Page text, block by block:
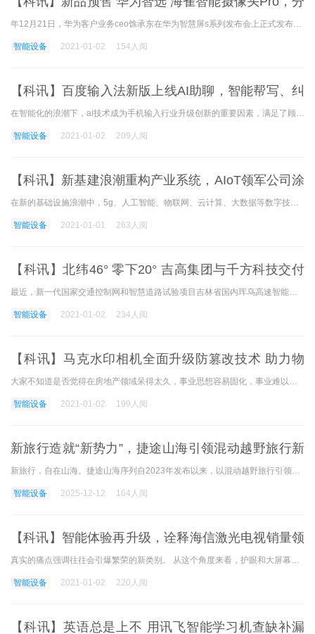
布式看家新神器
年12月21日，华为客户业务ceo馀承东在华为智慧屏s系列发布会上正式发布了华为智慧屏分散护理的功能。 华为智慧屏s系列与华为智选海雀智能相机pro组合，可以实现娱乐带娃两个无误的
智能设备 2021-01-02 154人阅
【科讯】百度输入法新版上线AI助聊，智能帮写、纠
错、预测助输入效率全面升
在智能化的浪潮下，ai技术成为手机输入行业升级创新的重要因素，满足了顾客聊天、交互中的个性化诉求。 最近，具有深厚ai实力、相关功能落地的广泛百度输入法迎来了年度重大a
智能设备 2021-01-02 209人阅
【科讯】新基建浪潮重构产业系统，AIoT领军公司涂
鸦智能提供生态级处理方案
在新的基础设施浪潮中，5g、人工智能、物联网、云计算、大数据等数字技术为各行业构建了新的基础设施体系和基础生态。 这些变化对各行业商业布局的重建和公司数字竞争力的增加
智能设备 2021-01-01 263人阅
【科讯】北纬46° 零下20° 吉高集团与千方科技交付
珲乌高速智能化示范工程
最近，新一代国家交通控制网和智慧道路试验项目吉林省国内珲乌高速智能化示范工程进入试运行阶段，吉林省高速公路集团有限企业(以下简称吉高集团)和千方科技顺利完成项目交付
智能设备 2021-01-02 234人阅
【科讯】马克水印相机全面升级防篡改技术 助力物
业痕迹管理智能化
大家不知道是否觉得在房地产领域呆得太久，事业思想容易固化，事业难以突破。 这个时候，如果和在很多领域有经验的前辈交流的话，茅塞顿可能会打开。 因此，小编特别采访了有
智能设备 2021-01-02 199人阅
新旅行造就“新势力”，捷途山海引领混动越野旅行新
风尚
新旅行，自在山海。捷途山海序列自2023年发布以来，以混动越野旅行引领者的差异化定位，打造混动赛道中最懂旅行的新势力。它生而混动，为旅行而来，因用户成长，2025年累计销量
智能设备 2025-12-12 164人阅
【科讯】智能体验再升级，诠释海信激光电视销量领
先背后原因
真实的痛点强调往往会引爆繁荣的新类别。 从这个角度来看，护眼和大屏幕是激光电视越来越迷恋观众的根本原因。 现在市场上激光电视产品的功能正在统一，海信激光电视的新产品
智能设备 2021-01-02 220人阅
【科讯】英语总是上不 用讯飞智能学习机查缺补漏